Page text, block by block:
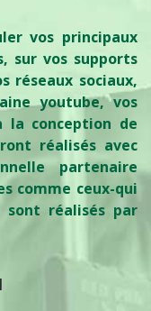
vos principaux
sur vos supports
réseaux sociaux,
youtube, vos
la conception de
réalisés avec
partenaire
comme ceux-qui
sont réalisés par